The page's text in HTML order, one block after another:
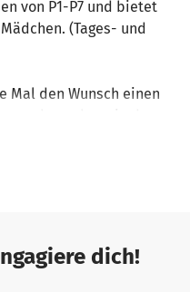
von P1-P7 und bietet
(Tages- und
Mal den Wunsch einen
zu bewerben, Jetzt
seit Anfang des Jahres
andere Menschen
dich!